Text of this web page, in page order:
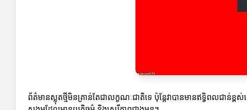
ព័ត៌មានស្លុតថ្មីមិនគ្រាន់តែជាលក្ខណៈជាតិទេ ប៉ុន្តែវាបានមានឥទ្ធិពលជា